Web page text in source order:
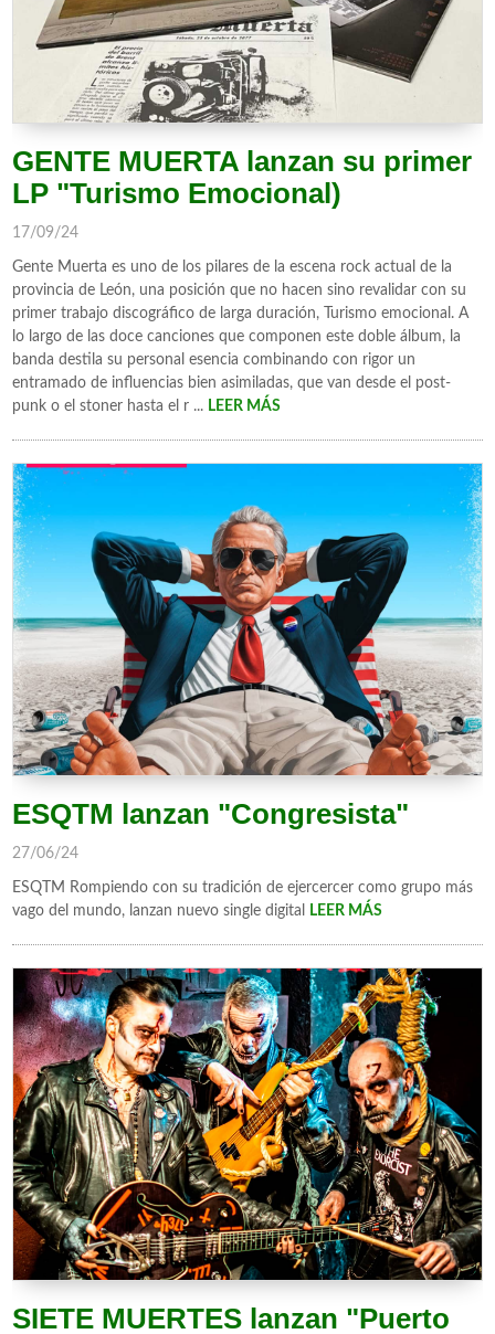
GENTE MUERTA lanzan su primer
LP "Turismo Emocional)
17/09/24
Gente Muerta es uno de los pilares de la escena rock actual de la
provincia de León, una posición que no hacen sino revalidar con su
primer trabajo discográfico de larga duración, Turismo emocional. A
lo largo de las doce canciones que componen este doble álbum, la
banda destila su personal esencia combinando con rigor un
entramado de influencias bien asimiladas, que van desde el post-
punk o el stoner hasta el r ... LEER MÁS
ESQTM lanzan "Congresista"
27/06/24
ESQTM Rompiendo con su tradición de ejercercer como grupo más
vago del mundo, lanzan nuevo single digital
LEER MÁS
SIETE MUERTES lanzan "Puerto